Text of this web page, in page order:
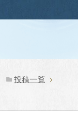
投稿一覧